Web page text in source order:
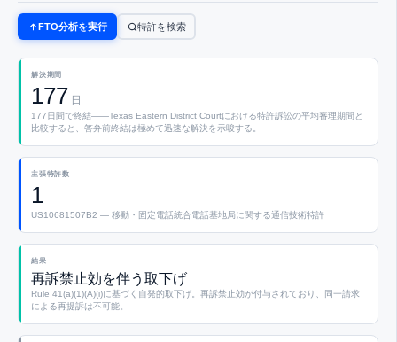
FTO分析を実行 特許を検索
解決期間
177 日
177日間で終結——Texas Eastern District Courtにおける特許訴訟の平均審理期間と
比較すると、答弁前終結は極めて迅速な解決を示唆する。
主張特許数
1
US10681507B2 — 移動・固定電話統合電話基地局に関する通信技術特許
結果
再訴禁止効を伴う取下げ
Rule 41(a)(1)(A)(i)に基づく自発的取下げ。再訴禁止効が付与されており、同一請求
による再提訴は不可能。